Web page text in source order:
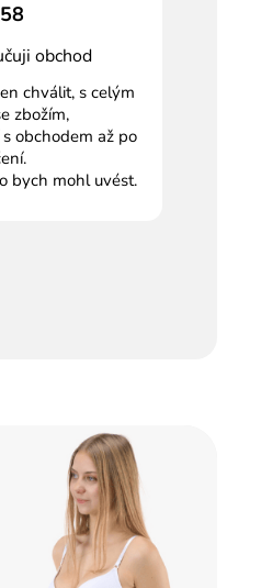
obchod
chválit, s celým
zbožím,
obchodem až po
bych mohl uvést.